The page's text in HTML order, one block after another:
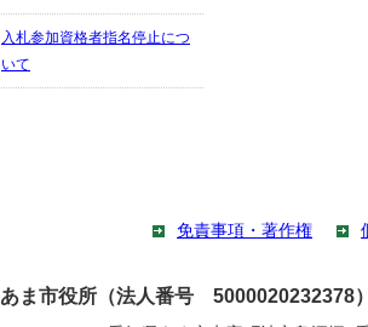
入札参加資格者指名停止につ
いて
免責事項・著作権
あま市役所（法人番号 5000020232378）